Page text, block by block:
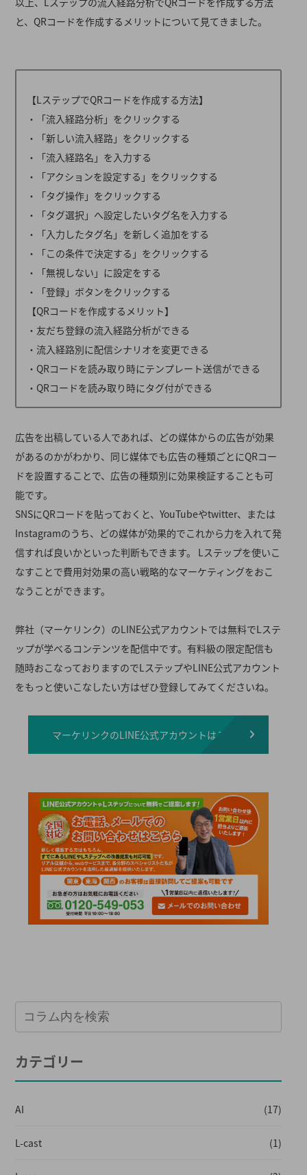
と、QRコードを作成するメリットについて見てきました。
【LステップでQRコードを作成する方法】
・「流入経路分析」をクリックする
・「新しい流入経路」をクリックする
・「流入経路名」を入力する
・「アクションを設定する」をクリックする
・「タグ操作」をクリックする
・「タグ選択」へ設定したいタグ名を入力する
・「入力したタグ名」を新しく追加をする
・「この条件で決定する」をクリックする
・「無視しない」に設定をする
・「登録」ボタンをクリックする
【QRコードを作成するメリット】
・友だち登録の流入経路分析ができる
・流入経路別に配信シナリオを変更できる
・QRコードを読み取り時にテンプレート送信ができる
・QRコードを読み取り時にタグ付ができる
広告を出稿している人であれば、どの媒体からの広告が効果
があるのかがわかり、同じ媒体でも広告の種類ごとにQRコー
ドを設置することで、広告の種類別に効果検証することも可
能です。
SNSにQRコードを貼っておくと、YouTubeやtwitter、または
Instagramのうち、どの媒体が効果的でこれから力を入れて発
信すれば良いかといった判断もできます。 Lステップを使いこ
なすことで費用対効果の高い戦略的なマーケティングをおこ
なうことができます。
弊社（マーケリンク）のLINE公式アカウントでは無料でLステ
ップが学べるコンテンツを配信中です。有料級の限定配信も
随時おこなっておりますのでLステップやLINE公式アカウント
をもっと使いこなしたい方はぜひ登録してみてくださいね。
マーケリンクのLINE公式アカウントはこちら
カテゴリー
AI (17)
L-cast (1)